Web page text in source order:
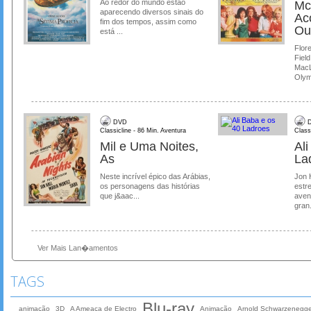
Ao redor do mundo estão
aparecendo diversos sinais do
fim dos tempos, assim como
está ...
DVD
Classicline - 86 Min. Aventura
Mil e Uma Noites,
As
Neste incrível épico das Arábias,
os personagens das histórias
que j&aac...
Ali
Jon
Ver Mais Lan�amentos
TAGS
animação 3D A Ameaça de Electro Animação
Arnold